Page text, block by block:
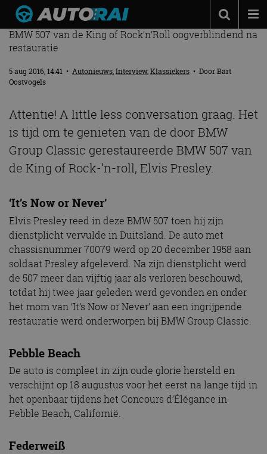
Autonieuws
Autotests
Automerken
Adverteren
Contact
MotorRAI.nl
CAN’T HELP FALLING IN LOVE
BMW 507 van de King of Rock’n’Roll oogverblindend na
restauratie
5 aug 2016, 14:41 • Autonieuws,Interview,Klassiekers • DoorBart
Oostvogels
Attentie! A little less conversation graag. Het
is tijd om te genieten van de door BMW
Group Classic gerestaureerde BMW 507 van
de King of Rock-‘n-roll, Elvis Presley.
‘It’s Now or Never’
Elvis Presley reed in deze BMW 507 toen hij zijn
dienstplicht vervulde in Duitsland. De auto met
chassisnummer 70079 werd op 20 december 1958 aan
soldaat Presley afgeleverd. Na zijn dienstplicht werd
de 507 meer dan vijftig jaar als verloren beschouwd,
totdat hij twee jaar geleden werd gevonden en onder
het mom van ‘It’s Now or Never’ aan een ingrijpende
restauratie werd onderworpen bij BMW Group Classic.
Pebble Beach
De auto is compleet in zijn oude glorie hersteld en
verschijnt op 18 augustus voor het eerst na lange tijd in
het openbaar tijdens het Concours d’Élégance in
Pebble Beach, Californië.
Federweiß